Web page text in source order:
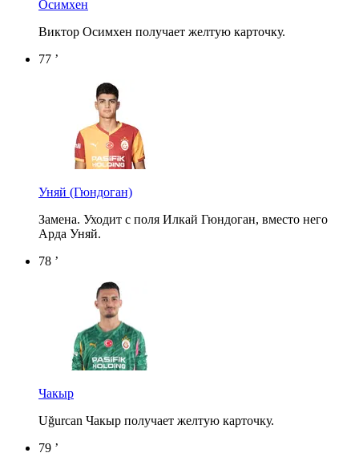
Осимхен
Виктор Осимхен получает желтую карточку.
77 ’
Уняй (Гюндоган)
Замена. Уходит с поля Илкай Гюндоган, вместо него
Арда Уняй.
78 ’
Чакыр
Uğurcan Чакыр получает желтую карточку.
79 ’